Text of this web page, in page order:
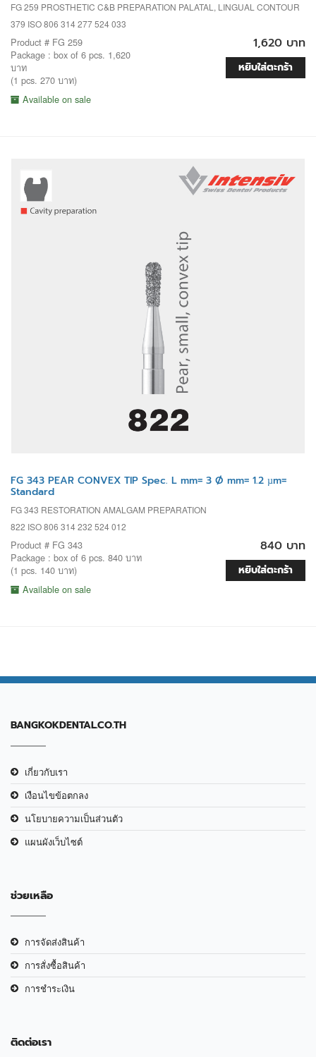
FG 259 PROSTHETIC C&B PREPARATION PALATAL, LINGUAL CONTOUR
379 ISO 806 314 277 524 033
Product # FG 259
Package : box of 6 pcs. 1,620
บาท
(1 pcs. 270 บาท)
Available on sale
1,620 บาท
หยิบใส่ตะกร้า
FG 343 PEAR CONVEX TIP Spec. L mm= 3 Ø mm= 1.2 µm=
Standard
FG 343 RESTORATION AMALGAM PREPARATION
822 ISO 806 314 232 524 012
Product # FG 343
Package : box of 6 pcs. 840 บาท
(1 pcs. 140 บาท)
Available on sale
840 บาท
หยิบใส่ตะกร้า
BANGKOKDENTAL.CO.TH
เกี่ยวกับเรา
เงือนไขข้อตกลง
นโยบายความเป็นส่วนตัว
แผนผังเว็บไซต์
ช่วยเหลือ
การจัดส่งสินค้า
การสั่งซื้อสินค้า
การชำระเงิน
ติดต่อเรา